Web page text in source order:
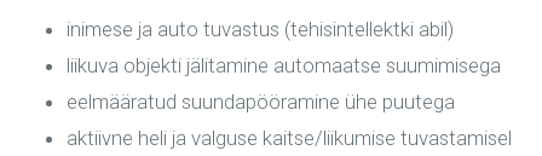
inimese ja auto tuvastus (tehisintellektki abil)
liikuva objekti jälitamine automaatse suumimisega
eelmääratud suundapööramine ühe puutega
aktiivne heli ja valguse kaitse/liikumise tuvastamisel